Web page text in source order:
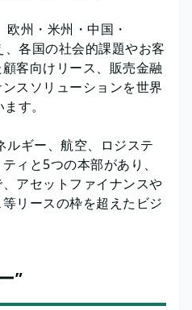
州・米州・中国・
各国の社会的課題やお客
客向けリース、販売金融
スソリューションを世界
す。
ギー、航空、ロジステ
ィと5つの本部があり、
アセットファイナンスや
リースの枠を超えたビジ
”